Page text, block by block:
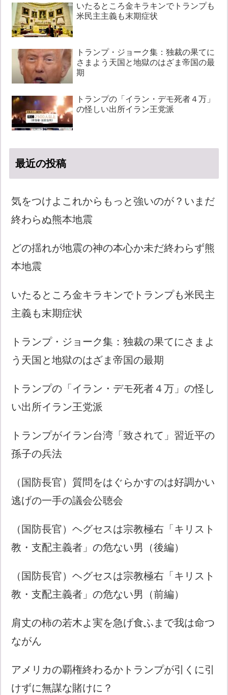
いたるところ金キラキンでトランプも
米民主主義も末期症状
トランプ・ジョーク集：独裁の果てに
さまよう天国と地獄のはざま帝国の最
期
トランプの「イラン・デモ死者４万」
の怪しい出所イラン王党派
最近の投稿
気をつけよこれからもっと強いのが？いまだ
終わらぬ熊本地震
どの揺れが地震の神の本心か未だ終わらず熊
本地震
いたるところ金キラキンでトランプも米民主
主義も末期症状
トランプ・ジョーク集：独裁の果てにさまよ
う天国と地獄のはざま帝国の最期
トランプの「イラン・デモ死者４万」の怪し
い出所イラン王党派
トランプがイラン台湾「致されて」習近平の
孫子の兵法
（国防長官）質問をはぐらかすのは好調かい
逃げの一手の議会公聴会
（国防長官）ヘグセスは宗教極右「キリスト
教・支配主義者」の危ない男（後編）
（国防長官）ヘグセスは宗教極右「キリスト
教・支配主義者」の危ない男（前編）
肩丈の柿の若木よ実を急げ食ふまで我は命つ
ながん
アメリカの覇権終わるかトランプが引くに引
けずに無謀な賭けに？